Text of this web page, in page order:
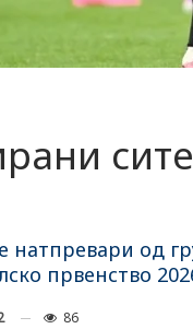
од
првенство
86